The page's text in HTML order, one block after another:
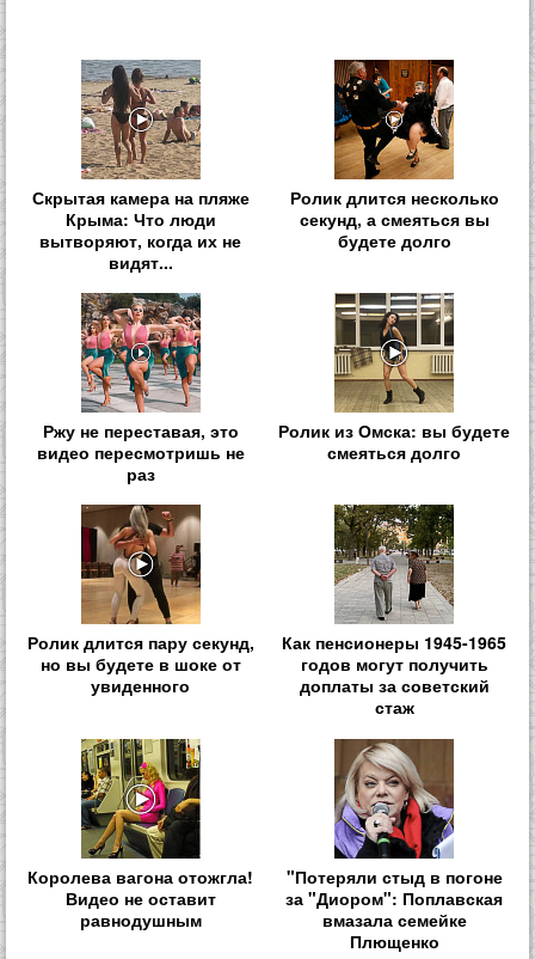
Скрытая камера на пляже
Крыма: Что люди
вытворяют, когда их не
видят...
Ролик длится несколько
секунд, а смеяться вы
будете долго
Ржу не переставая, это
видео пересмотришь не
раз
Ролик из Омска: вы будете
смеяться долго
Ролик длится пару секунд,
но вы будете в шоке от
увиденного
Как пенсионеры 1945-1965
годов могут получить
доплаты за советский
стаж
Королева вагона отожгла!
Видео не оставит
равнодушным
"Потеряли стыд в погоне
за "Диором": Поплавская
вмазала семейке
Плющенко